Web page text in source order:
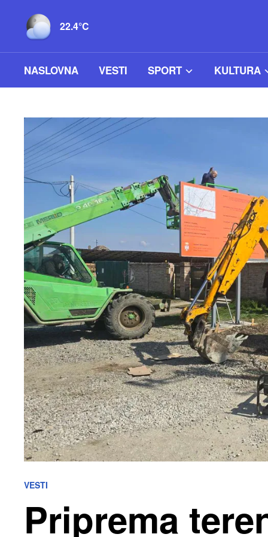
22.4°C
NASLOVNA VESTI SPORT KULTURA
VESTI
Priprema